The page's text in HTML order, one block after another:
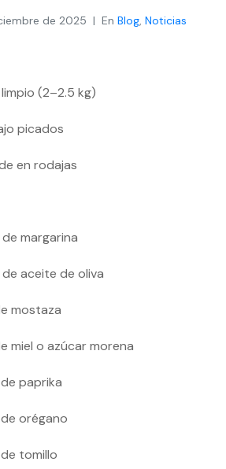
de 2025 En Blog, Noticias
(2–2.5 kg)
picados
en rodajas
margarina
aceite de oliva
mostaza
miel o azúcar morena
paprika
orégano
tomillo